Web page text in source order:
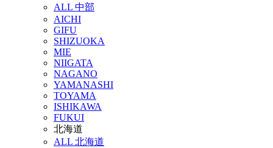
ALL 中部
AICHI
GIFU
SHIZUOKA
MIE
NIIGATA
NAGANO
YAMANASHI
TOYAMA
ISHIKAWA
FUKUI
北海道
ALL 北海道